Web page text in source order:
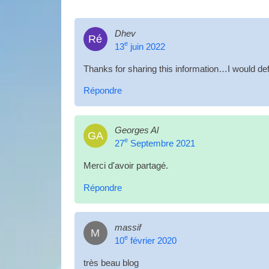
Ré
Dhev
13ejuin 2022
Thanks for shar­ing this information…I would
Répondre
GA
Georges Al
27eSeptembre 2021
Merci d'avoir partagé.
Répondre
M
massif
10efévrier 2020
très beau blog